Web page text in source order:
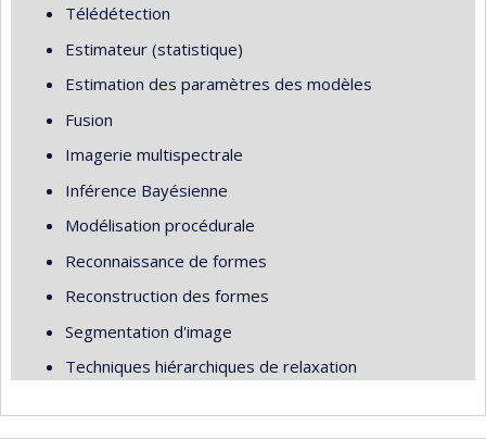
Télédétection
Estimateur (statistique)
Estimation des paramètres des modèles
Fusion
Imagerie multispectrale
Inférence Bayésienne
Modélisation procédurale
Reconnaissance de formes
Reconstruction des formes
Segmentation d'image
Techniques hiérarchiques de relaxation